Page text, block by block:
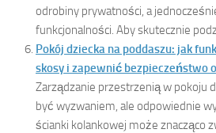
odrobiny prywatności, a
funkcjonalności. Aby skutecznie
Pokój dziecka na poddaszu: jak
skosy i zapewnić bezpieczeństwo
Zarządzanie przestrzenią w pokoju
być wyzwaniem, ale odpowiednie
ścianki kolankowej może znacząco